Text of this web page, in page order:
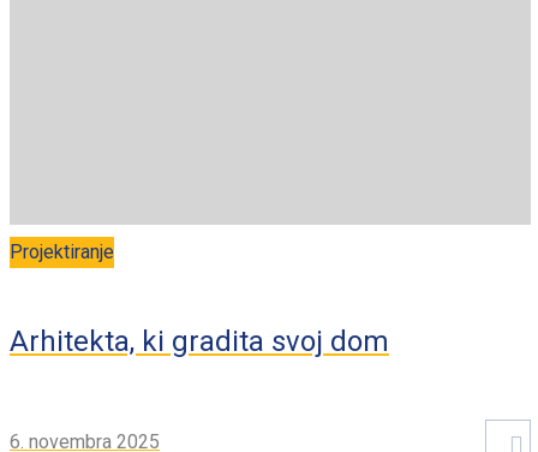
Projektiranje
Arhitekta, ki gradita svoj dom
6. novembra 2025